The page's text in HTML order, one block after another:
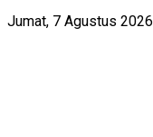
Jumat, 7 Agustus 2026